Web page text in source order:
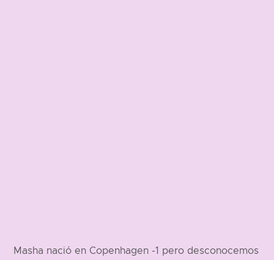
Masha nació en Copenhagen -1 pero desconocemos